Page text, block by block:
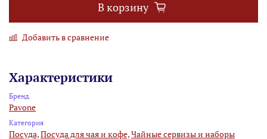
В корзину
Добавить в сравнение
Характеристики
Бренд
Pavone
Категория
Посуда,Посуда для чая и кофе,Чайные сервизы и наборы